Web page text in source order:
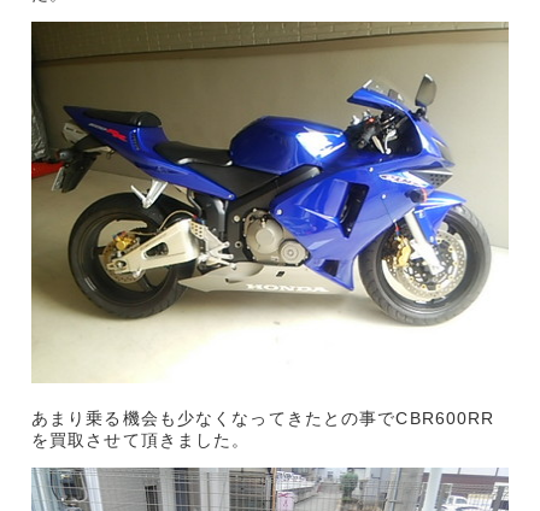
あまり乗る機会も少なくなってきたとの事でCBR600RR
を買取させて頂きました。